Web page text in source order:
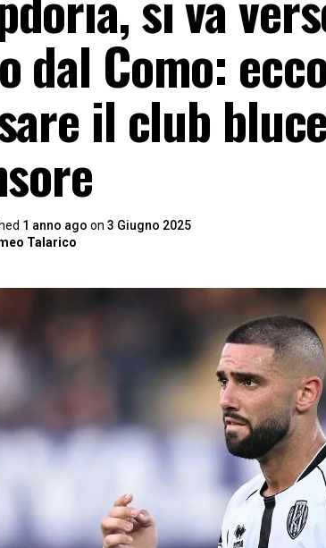
dal Como:
il club
1 anno ago on 3 Giugno 2025
Talarico